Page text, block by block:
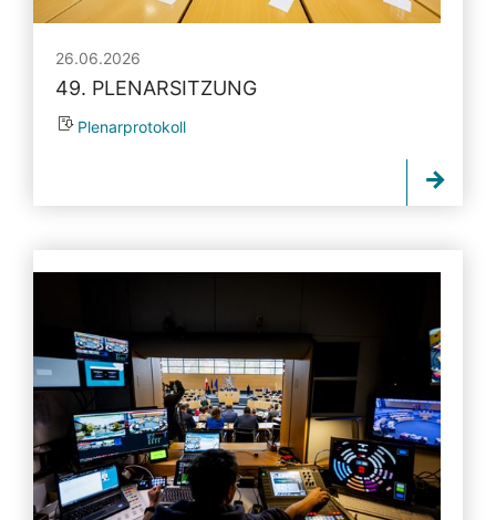
26.06.2026
49. PLENARSITZUNG
Plenarprotokoll